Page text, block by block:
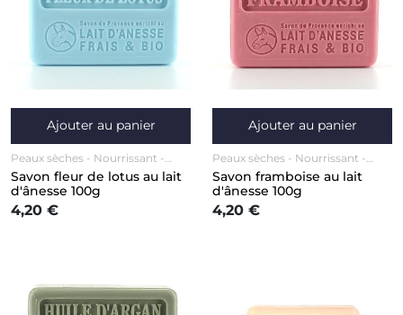
Ajouter au panier
Peaux sèches
Nourrissant
Anti-âge / Anti-rides
Corps
Visage
Savon fleur de lotus au lait
d'ânesse 100g
4,20 €
Ajouter au panier
Peaux sèches
Nourrissant
Anti-âge / Anti-rides
Corps
Visage
Savon framboise au lait
d'ânesse 100g
4,20 €